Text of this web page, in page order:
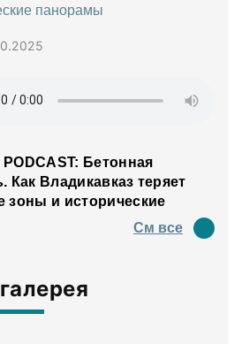
Бетонная
Как Владикавказ теряет
зоны и исторические
См все